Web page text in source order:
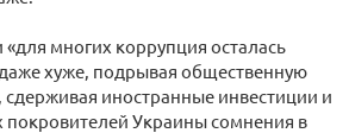
многих коррупция осталась
хуже, подрывая общественную
сдерживая иностранные инвестиции и
покровителей Украины сомнения в